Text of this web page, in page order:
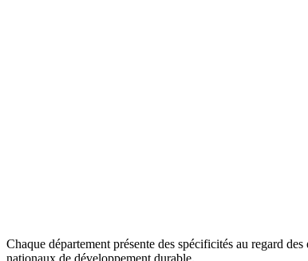
Chaque département présente des spécificités au regard